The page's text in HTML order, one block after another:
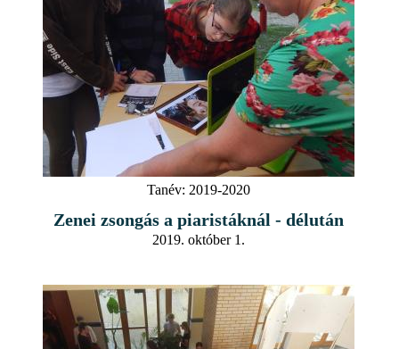
Tanév: 2019-2020
Zenei zsongás a piaristáknál - délután
2019. október 1.